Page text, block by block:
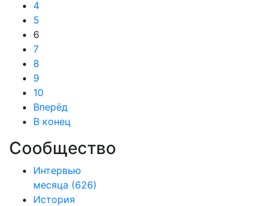
4
5
6
7
8
9
10
Вперёд
В конец
Сообщество
Интервью
месяца (626)
История